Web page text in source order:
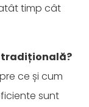
timp cât
tradițională?
ce și cum
sunt